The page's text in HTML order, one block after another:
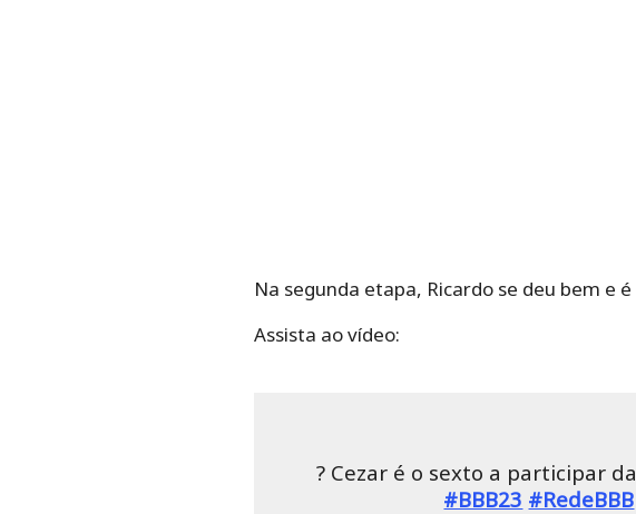
Na segunda etapa, Ricardo se deu bem e
Assista ao vídeo:
? Cezar é o sexto a participar
#BBB23 #RedeBBB